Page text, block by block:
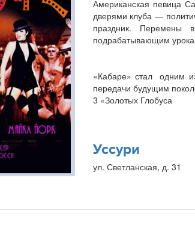
Американская певица
дверями клуба —
праздник. Перемены
подрабатывающим
«Кабаре» стал одним
передачи будущим
3 «Золотых Глобуса
Уссури
ул. Светланская, д. 31